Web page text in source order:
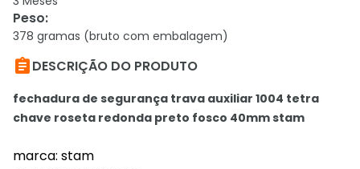
Peso:
378 gramas (bruto com embalagem)
DESCRIÇÃO DO PRODUTO
fechadura de segurança trava auxiliar 1004 tetra
chave roseta redonda preto fosco 40mm stam
marca: stam